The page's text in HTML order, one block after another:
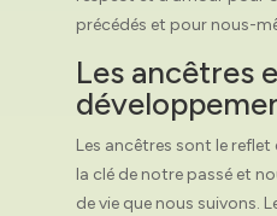
précédés et pour nous-
Les ancêtres
Les ancêtres sont le
la clé de notre passé et
de vie que nous suivons.